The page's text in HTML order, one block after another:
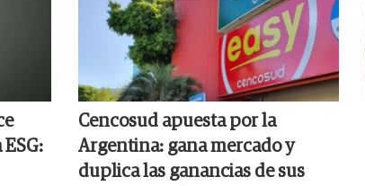
Cencosud apuesta por la
Argentina: gana mercado y
duplica las ganancias de sus